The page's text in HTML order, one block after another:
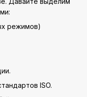
режимов)
ISO.